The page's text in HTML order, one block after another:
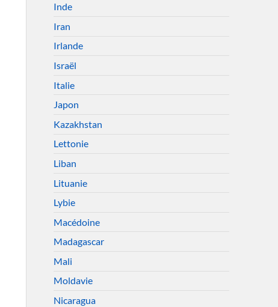
Inde
Iran
Irlande
Israël
Italie
Japon
Kazakhstan
Lettonie
Liban
Lituanie
Lybie
Macédoine
Madagascar
Mali
Moldavie
Nicaragua